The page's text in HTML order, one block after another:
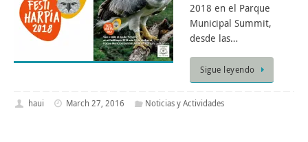
2018 en el Parque
Municipal Summit,
desde las…
Sigue leyendo
haui March 27, 2016 Noticias y Actividades